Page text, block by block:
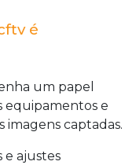
é
um papel
equipamentos e
captadas.
e ajustes